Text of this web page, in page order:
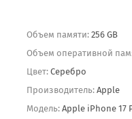
Объем памяти: 256 GB
Объем оперативной
Цвет: Серебро
Производитель: Apple
Модель: Apple iPhone 17